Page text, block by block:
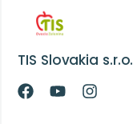
TIS Slovakia s.r.o.